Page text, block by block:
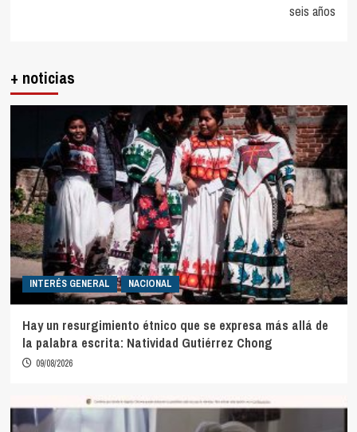
seis años
+ noticias
INTERÉS GENERAL NACIONAL
Hay un resurgimiento étnico que se expresa más allá de
la palabra escrita: Natividad Gutiérrez Chong
09/08/2026